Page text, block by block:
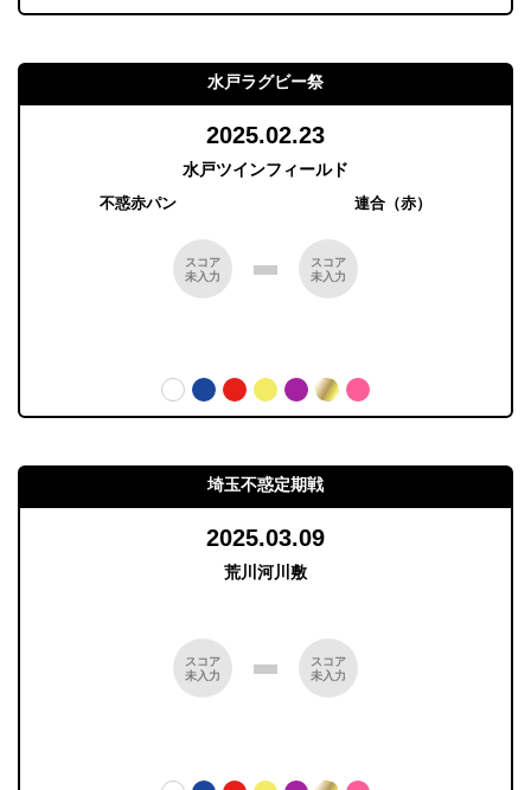
水戸ラグビー祭
2025.02.23
水戸ツインフィールド
不惑赤パン
スコア
未入力
連合（赤）
スコア
未入力
埼玉不惑定期戦
2025.03.09
荒川河川敷
スコア
未入力
スコア
未入力